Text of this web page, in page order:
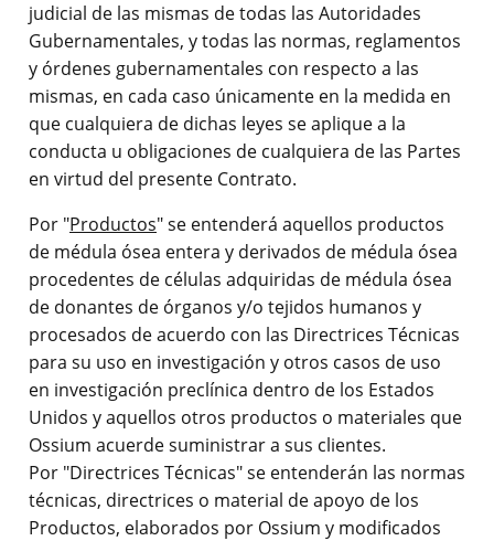
judicial de las mismas de todas las Autoridades
Gubernamentales, y todas las normas, reglamentos
y órdenes gubernamentales con respecto a las
mismas, en cada caso únicamente en la medida en
que cualquiera de dichas leyes se aplique a la
conducta u obligaciones de cualquiera de las Partes
en virtud del presente Contrato.
Por "Productos" se entenderá aquellos productos
de médula ósea entera y derivados de médula ósea
procedentes de células adquiridas de médula ósea
de donantes de órganos y/o tejidos humanos y
procesados de acuerdo con las Directrices Técnicas
para su uso en investigación y otros casos de uso
en investigación preclínica dentro de los Estados
Unidos y aquellos otros productos o materiales que
Ossium acuerde suministrar a sus clientes.
Por "Directrices Técnicas" se entenderán las normas
técnicas, directrices o material de apoyo de los
Productos, elaborados por Ossium y modificados